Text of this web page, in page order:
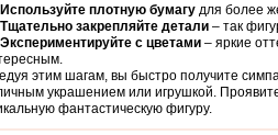
Используйте плотную бумагу для более
Тщательно закрепляйте детали – так
Экспериментируйте с цветами – яркие
этим шагам, вы быстро получите
украшением или игрушкой.
фантастическую фигуру.